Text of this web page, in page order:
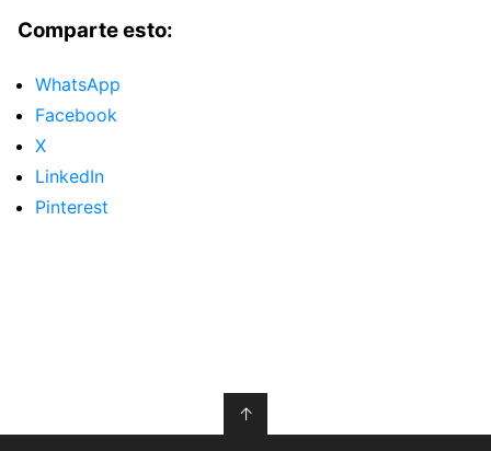
Comparte esto:
WhatsApp
Facebook
X
LinkedIn
Pinterest
↑